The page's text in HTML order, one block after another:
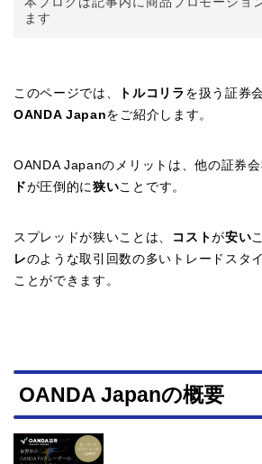
ます
このページでは、 トルコリラ を扱う証券
OANDA Japanをご紹介します。
OANDA Japanのメリットは、他の証券
ドが圧倒的に狭いことです。
スプレッドが狭いことは、 コストが安い
レのような取引回数の多いトレードスタ
ことができます。
OANDA Japanの概要